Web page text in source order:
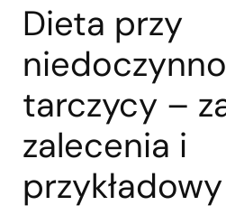
Dieta przy
tarczycy –
zalecenia i